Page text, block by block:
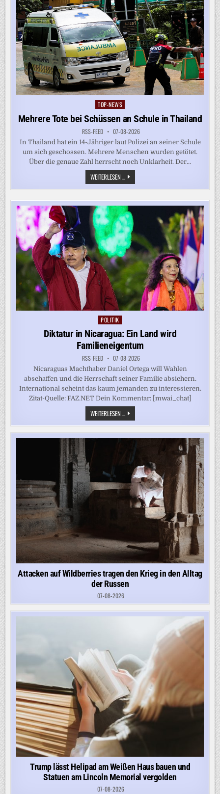
Posted
in
TOP-NEWS
Mehrere Tote bei Schüssen an Schule in Thailand
RSS-FEED 07-08-2026
In Thailand hat ein 14-Jähriger laut Polizei an seiner Schule
um sich geschossen. Mehrere Menschen wurden getötet.
Über die genaue Zahl herrscht noch Unklarheit. Der...
WEITERLESEN ... MEHRERE
TOTE
BEI
AN
SCHULE
IN
THAILAND
Posted
POLITIK
Diktatur in Nicaragua: Ein Land wird
Familieneigentum
RSS-FEED 07-08-2026
Nicaraguas Machthaber Daniel Ortega will Wahlen
abschaffen und die Herrschaft seiner Familie absichern.
International scheint das kaum jemanden zu interessieren.
Zitat-Quelle: FAZ.NET Dein Kommentar: [mwai_chat]
WEITERLESEN ...DIKTATUR
IN
NICARAGUA:
EIN
LAND
FAMILIENEIGENTUM
Attacken auf Wildberries tragen den Krieg in den Alltag
der Russen
07-08-2026
Trump lässt Helipad am Weißen Haus bauen und
Statuen am Lincoln Memorial vergolden
07-08-2026